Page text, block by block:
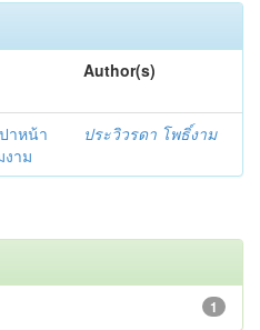
Author(s)
าหน้า
าม
ประวิวรดา โพธิ์งาม
1